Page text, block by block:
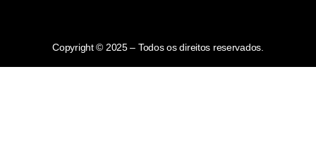
Copyright © 2025 – Todos os direitos reservados.